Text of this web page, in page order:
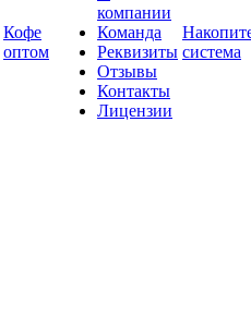
Кофе
оптом
компании
Команда
Реквизиты
Отзывы
Контакты
Лицензии
система